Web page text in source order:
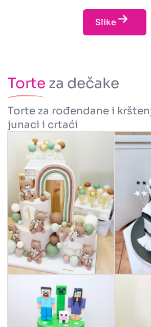
Slike
Torte za dečake
Torte za rođendane i
junaci i crtaći